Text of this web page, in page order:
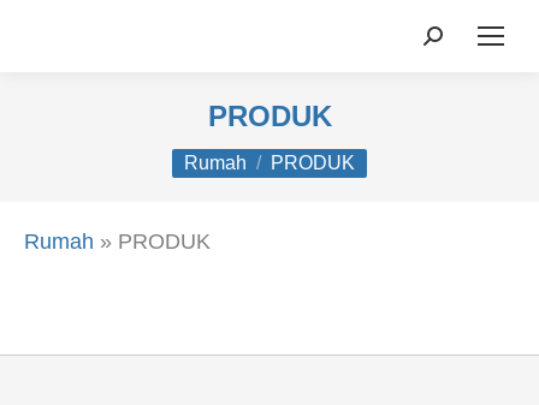
Mencari:
PRODUK
Anda di sini:
Rumah PRODUK
Rumah » PRODUK